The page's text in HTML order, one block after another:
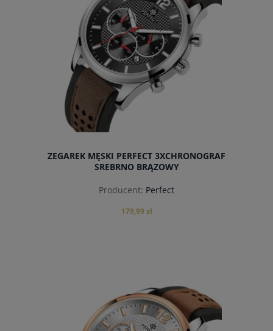
ZEGAREK MĘSKI PERFECT 3XCHRONOGRAF
SREBRNO BRĄZOWY
Producent: Perfect
179,99 zł
powiadom o dostępności